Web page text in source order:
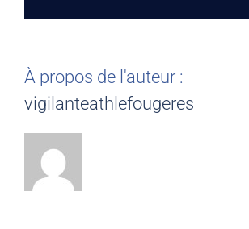
À propos de l'auteur :
vigilanteathlefougeres